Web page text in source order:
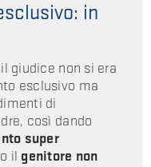
in
giudice non si era
esclusivo ma
di
così dando
super
il genitore non